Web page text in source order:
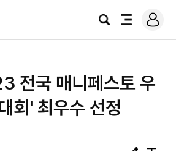
검
전
로
그
전국 매니페스토 우
회' 최우수 선정